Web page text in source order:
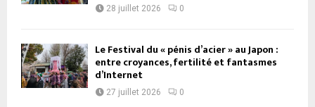
28 juillet 2026 0
Le Festival du « pénis d’acier » au Japon :
entre croyances, fertilité et fantasmes
d’Internet
27 juillet 2026 0